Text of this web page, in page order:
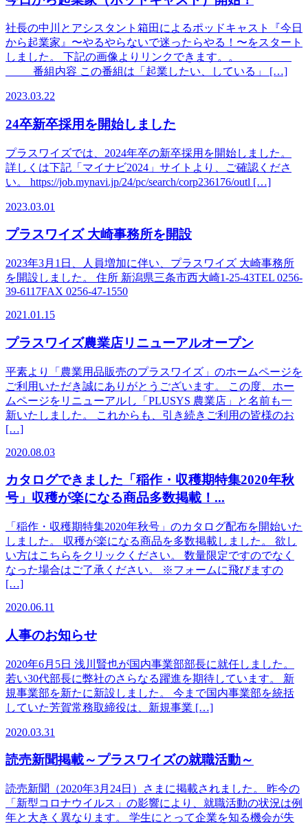
社長の中川とアシスタント箱田によるポッドキャスト『今日
から起業家』〜やるやらないで迷ったらやる！〜をスタート
しました。 下記の画像よりリンクできます。。
番組内容 この番組は「起業したい、している」 […]
2023.03.22
24卒新卒採用を開始しました
プラスワイズでは、2024年卒の新卒採用を開始しました。
詳しくは下記「マイナビ2024」サイトより、ご確認くださ
い。 https://job.mynavi.jp/24/pc/search/corp236176/outl […]
2023.03.01
プラスワイズ 大崎事務所を開設
2023年3月1日、人員増加に伴い、プラスワイズ 大崎事務所
を開設しました。 住所 新潟県三条市西大崎1-25-43TEL 0256-
39-6117FAX 0256-47-1550
2021.01.15
プラスワイズ農業店リニューアルオープン
平素より「農業用品販売のプラスワイズ」のホームページを
ご利用いただき誠にありがとうございます。 この度、ホー
ムページをリニューアルし「PLUSYS 農業店」と名前も一
新いたしました。 これからも、引き続きご利用の皆様のお
[…]
2020.08.03
カタログできました「稲作・収穫期特集2020年秋
号」収穫が楽になる商品多数掲載！...
「稲作・収穫期特集2020年秋号」のカタログ配布を開始いた
しました。 収穫が楽になる商品を多数掲載しました。 欲し
い方はこちらをクリックください。 数量限定ですのでなく
なった場合はご了承ください。 ※フォームに飛びますの
[…]
2020.06.11
人事のお知らせ
2020年6月5日 浅川賢也が国内事業部部長に就任しました。
若い30代部長に弊社のさらなる躍進を期待しています。 新
規事業部を新たに新設しました。 今まで国内事業部を統括
していた芳賀常務取締役は、新規事業 […]
2020.03.31
読売新聞掲載～プラスワイズの就職活動～
読売新聞（2020年3月24日）さまに掲載されました。 昨今の
「新型コロナウイルス」の影響により、就職活動の状況は例
年と大きく異なります。 学生にとって企業を知る機会が失